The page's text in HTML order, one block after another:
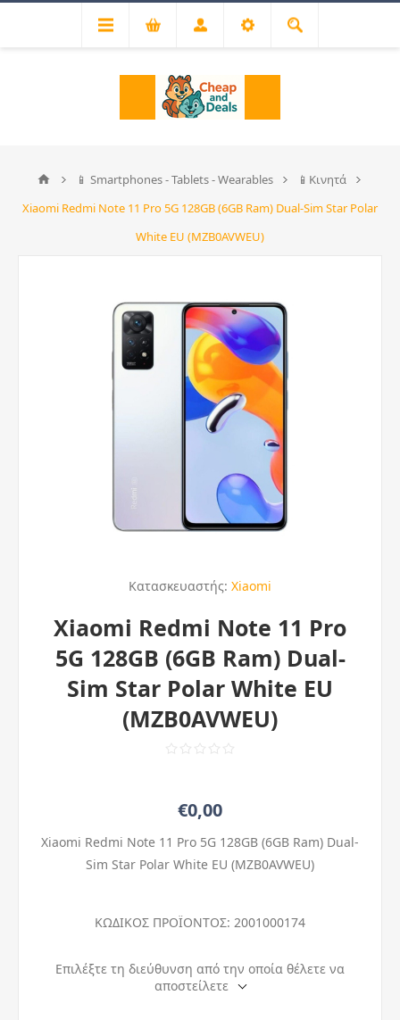
📱 Smartphones - Tablets - Wearables
📱Κινητά
Xiaomi Redmi Note 11 Pro 5G 128GB (6GB Ram) Dual-Sim Star Polar
White EU (MZB0AVWEU)
Κατασκευαστής: Xiaomi
Xiaomi Redmi Note 11 Pro
5G 128GB (6GB Ram) Dual-
Sim Star Polar White EU
(MZB0AVWEU)
€0,00
Xiaomi Redmi Note 11 Pro 5G 128GB (6GB Ram) Dual-
Sim Star Polar White EU (MZB0AVWEU)
ΚΩΔΙΚΟΣ ΠΡΟΪΟΝΤΟΣ: 2001000174
Επιλέξτε τη διεύθυνση από την οποία θέλετε να
αποστείλετε